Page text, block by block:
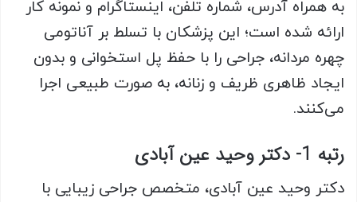
به همراه آدرس، شماره تلفن، اینستاگرام و نمونه کار
ارائه شده است؛ این پزشکان با تسلط بر آناتومی
چهره مردانه، جراحی را با حفظ پل استخوانی و بدون
ایجاد ظاهری ظریف و زنانه، به صورت طبیعی اجرا
می‌کنند.
رتبه 1- دکتر وحید عین آبادی
دکتر وحید عین آبادی، متخصص جراحی زیبایی با